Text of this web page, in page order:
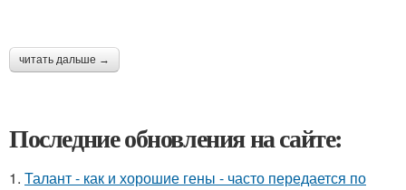
читать дальше →
Последние обновления на сайте:
1. Талант - как и хорошие гены - часто передается по